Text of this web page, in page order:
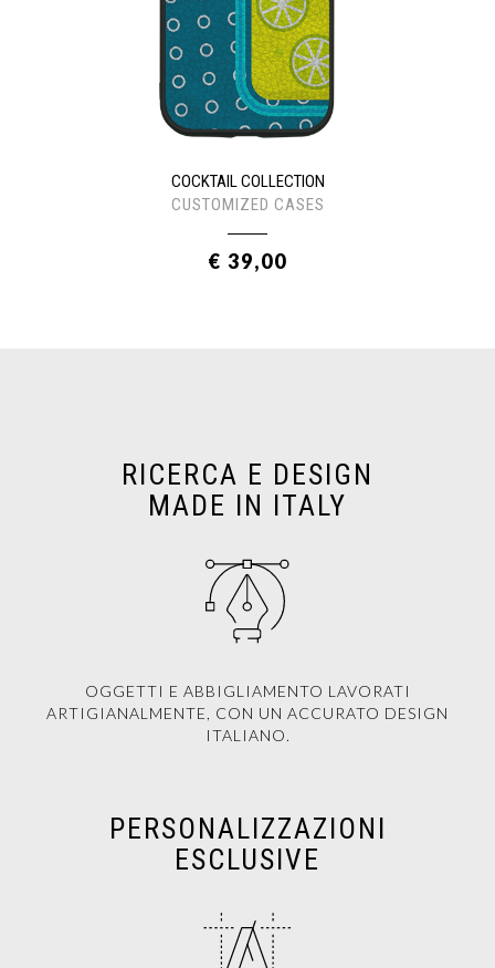
COCKTAIL COLLECTION
CUSTOMIZED CASES
€ 39,00
RICERCA E DESIGN
MADE IN ITALY
OGGETTI E ABBIGLIAMENTO LAVORATI
ARTIGIANALMENTE, CON UN ACCURATO DESIGN
ITALIANO.
PERSONALIZZAZIONI
ESCLUSIVE